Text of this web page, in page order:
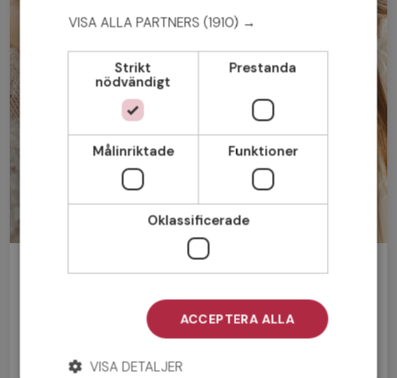
Bli medlem gratis!
Kvinna
VISA ALLA PARTNERS (1910) →
Strikt
nödvändigt
Prestanda
Målinriktade Funktioner
Oklassificerade
ACCEPTERA ALLA
VISA DETALJER